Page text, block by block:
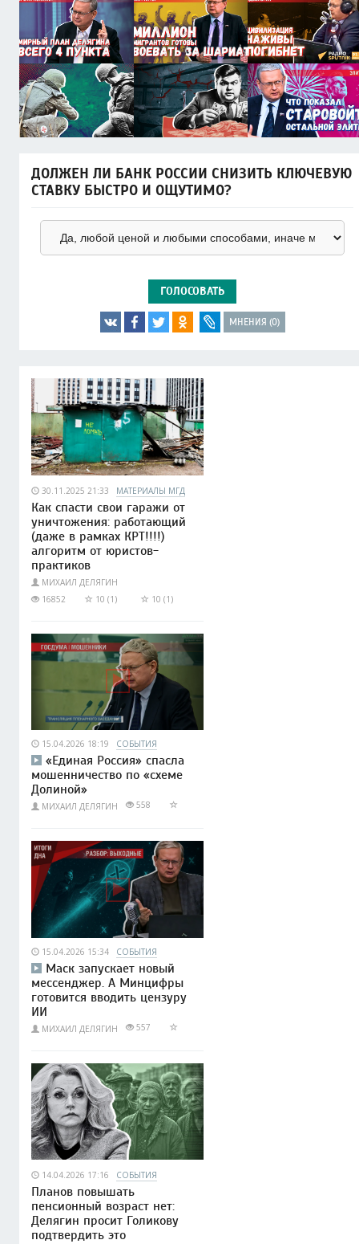
ДОЛЖЕН ЛИ БАНК РОССИИ СНИЗИТЬ КЛЮЧЕВУЮ
СТАВКУ БЫСТРО И ОЩУТИМО?
ГОЛОСОВАТЬ
МНЕНИЯ (0)
30.11.2025 21:33 МАТЕРИАЛЫ МГД
Как спасти свои гаражи от
уничтожения: работающий
(даже в рамках КРТ!!!!)
алгоритм от юристов-
практиков
МИХАИЛ ДЕЛЯГИН
16852
10 (1) 10 (1)
15.04.2026 18:19 СОБЫТИЯ
«Единая Россия» спасла
мошенничество по «схеме
Долиной»
МИХАИЛ ДЕЛЯГИН 558
15.04.2026 15:34 СОБЫТИЯ
Маск запускает новый
мессенджер. А Минцифры
готовится вводить цензуру
ИИ
МИХАИЛ ДЕЛЯГИН 557
14.04.2026 17:16 СОБЫТИЯ
Планов повышать
пенсионный возраст нет:
Делягин просит Голикову
подтвердить это